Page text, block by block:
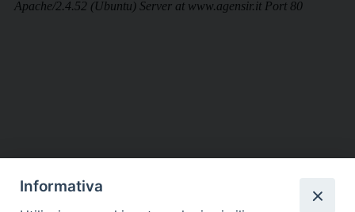
DIOCESI SUBURBICARIA DI ALBANO
Informativa